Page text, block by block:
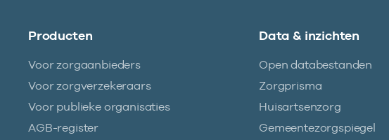
Producten
Voor zorgaanbieders
Voor zorgverzekeraars
Voor publieke organisaties
AGB-register
Data & inzichten
Open databestanden
Zorgprisma
Huisartsenzorg
Gemeentezorgspiegel